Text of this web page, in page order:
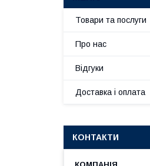
Товари та послуги
Про нас
Відгуки
Доставка і оплата
КОНТАКТИ